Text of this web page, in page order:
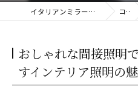
イタリアンミラー製造の日建工業株式会社 コラム
おしゃれな間接照明
すインテリア照明の